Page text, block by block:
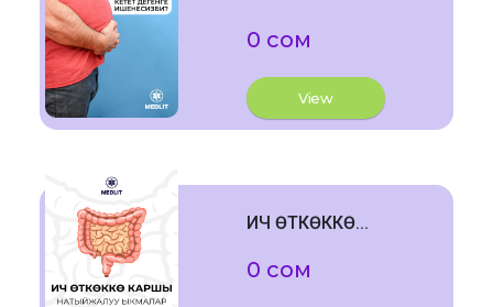
0 сом
View
ИЧ ӨТКӨККӨ...
0 сом